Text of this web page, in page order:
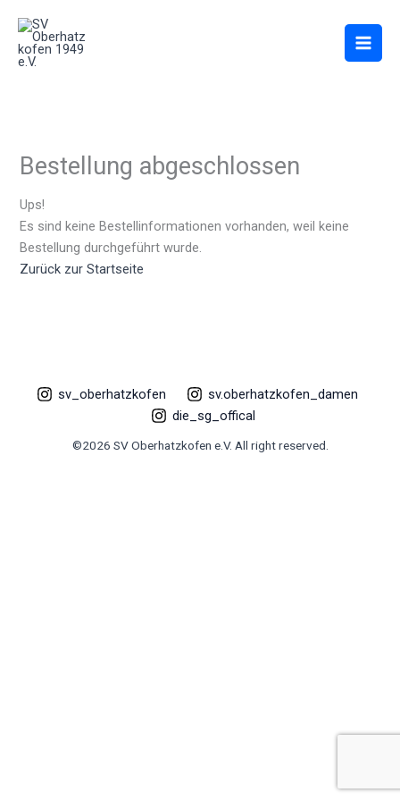
Inhalt
springen
Bestellung abgeschlossen
Ups!
Es sind keine Bestellinformationen vorhanden, weil keine
Bestellung durchgeführt wurde.
Zurück zur Startseite
sv_oberhatzkofen
sv.oberhatzkofen_damen
die_sg_offical
©2026 SV Oberhatzkofen e.V. All right reserved.